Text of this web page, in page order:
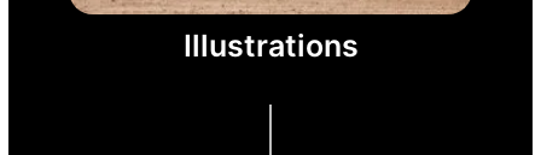
Illustrations